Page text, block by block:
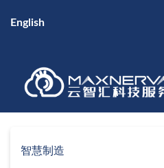
English
智慧制造